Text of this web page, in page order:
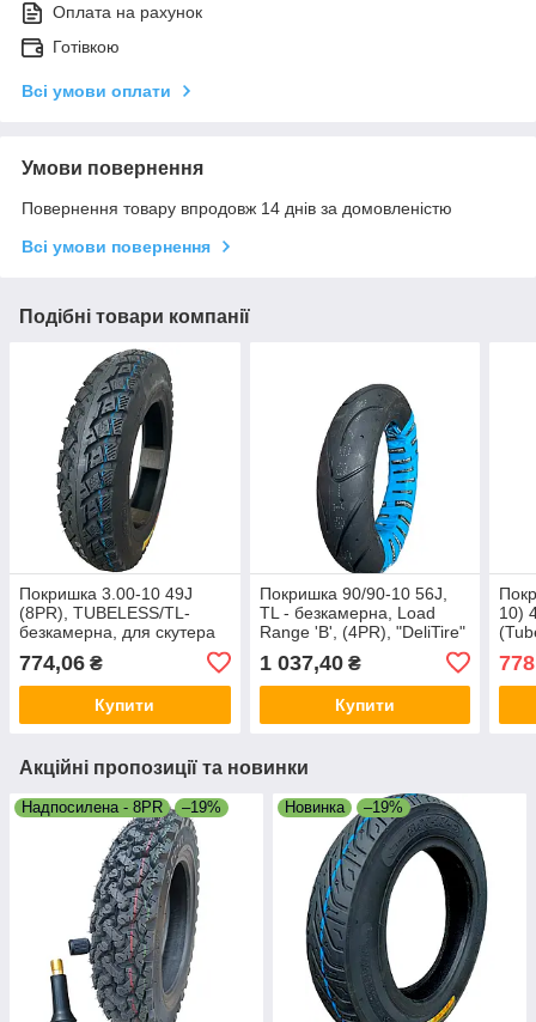
Оплата на рахунок
Готівкою
Всі умови оплати
Умови повернення
Повернення товару впродовж 14 днів за домовленістю
Всі умови повернення
Подібні товари компанії
Покришка 3.00-10 49J
(8PR), TUBELESS/TL-
безкамерна, для скутера
774,06 ₴
Купити
Покришка 90/90-10 56J,
TL - безкамерна, Load
Range 'B', (4PR), "DeliTire"
1 037,40₴
Купити
10)
Акційні пропозиції та новинки
Надпосилена - 8PR –19% Новинка –19%